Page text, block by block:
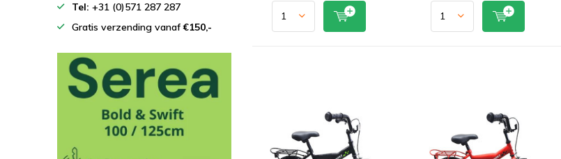
Tel: +31 (0)571 287 287
Gratis verzending vanaf€150,-